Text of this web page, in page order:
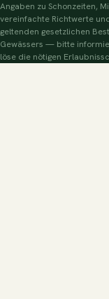
Angaben zu Schonzeiten,
vereinfachte Richtwerte
geltenden gesetzlichen
Gewässers — bitte
löse die nötigen